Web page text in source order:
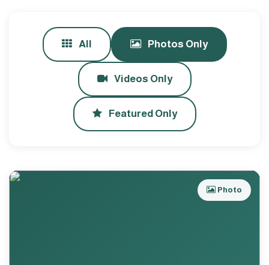
All Photos Only
Videos Only
Featured Only
Photo